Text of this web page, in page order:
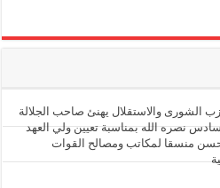
الشورى والاستقلال يهنئ صاحب الجلالة
نصره الله بمناسبة تعيين ولي العهد
منسقا لمكاتب ومصالح القوات